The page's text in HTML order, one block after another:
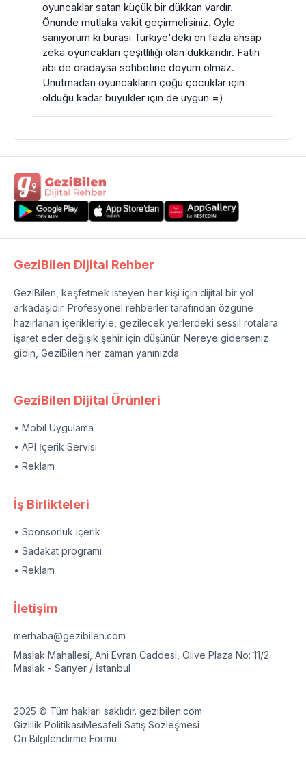
oyuncaklar satan küçük bir dükkan vardır.
Önünde mutlaka vakit geçirmelisiniz. Öyle
sanıyorum ki burası Türkiye'deki en fazla ahsap
zeka oyuncakları çeşitliliği olan dükkandır. Fatih
abi de oradaysa sohbetine doyum olmaz.
Unutmadan oyuncakların çoğu çocuklar için
olduğu kadar büyükler için de uygun =)
GeziBilen Dijital Rehber
GeziBilen, keşfetmek isteyen her kişi için dijital bir yol
arkadaşıdır. Profesyonel rehberler tarafından özgüne
hazırlanan içerikleriyle, gezilecek yerlerdeki sessil rotalara
işaret eder değişik şehir için düşünür. Nereye giderseniz
gidin, GeziBilen her zaman yanınızda.
GeziBilen Dijital Ürünleri
• Mobil Uygulama
• API İçerik Servisi
• Reklam
İş Birlikteleri
• Sponsorluk içerik
• Sadakat programı
• Reklam
İletişim
merhaba@gezibilen.com
Maslak Mahallesi, Ahi Evran Caddesi, Olive Plaza No: 11/2
Maslak - Sarıyer / İstanbul
2025 © Tüm hakları saklıdır. gezibilen.com
Gizlilik PolitikasıMesafeli Satış Sözleşmesi
Ön Bilgilendirme Formu